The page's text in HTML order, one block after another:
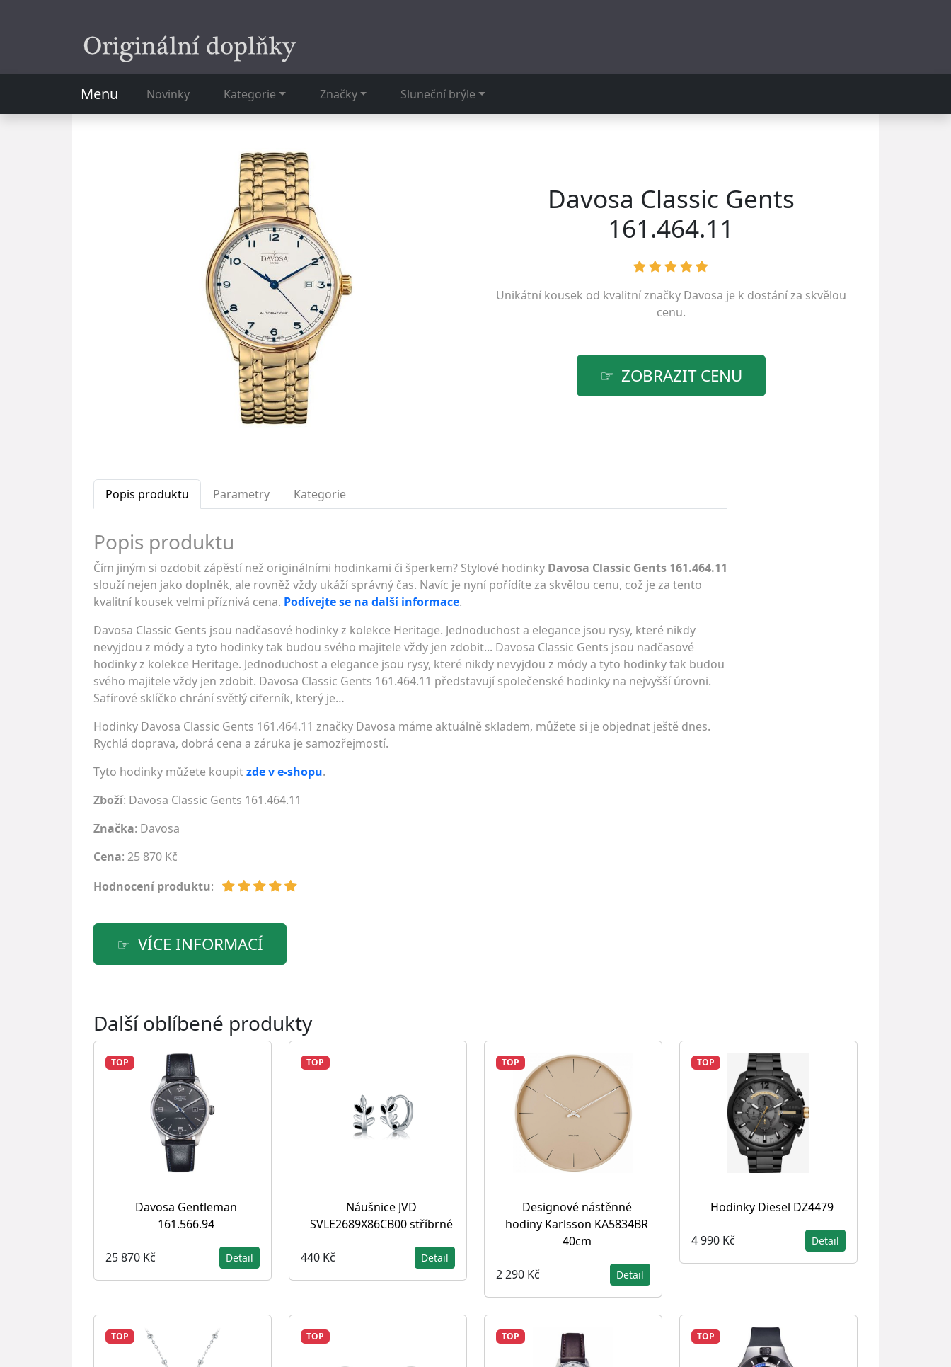
Menu Novinky Kategorie Značky Sluneční brýle
Davosa Classic Gents
161.464.11
Unikátní kousek od kvalitní značky Davosa je k dostání za skvělou
cenu.
ZOBRAZIT CENU
Popis produktu Parametry Kategorie
Popis produktu
Čím jiným si ozdobit zápěstí než originálními hodinkami či šperkem? Stylové hodinky Davosa Classic Gents 161.464.11
slouží nejen jako doplněk, ale rovněž vždy ukáží správný čas. Navíc je nyní pořídíte za skvělou cenu, což je za tento
kvalitní kousek velmi příznivá cena. Podívejte se na další informace.
Davosa Classic Gents jsou nadčasové hodinky z kolekce Heritage. Jednoduchost a elegance jsou rysy, které nikdy
nevyjdou z módy a tyto hodinky tak budou svého majitele vždy jen zdobit... Davosa Classic Gents jsou nadčasové
hodinky z kolekce Heritage. Jednoduchost a elegance jsou rysy, které nikdy nevyjdou z módy a tyto hodinky tak budou
svého majitele vždy jen zdobit. Davosa Classic Gents 161.464.11 představují společenské hodinky na nejvyšší úrovni.
Safírové sklíčko chrání světlý ciferník, který je…
Hodinky Davosa Classic Gents 161.464.11 značky Davosa máme aktuálně skladem, můžete si je objednat ještě dnes.
Rychlá doprava, dobrá cena a záruka je samozřejmostí.
Tyto hodinky můžete koupitzde v e-shopu.
Zboží: Davosa Classic Gents 161.464.11
Značka: Davosa
Cena: 25 870 Kč
Hodnocení produktu:
VÍCE INFORMACÍ
Další oblíbené produkty
TOP
Davosa Gentleman
161.566.94
25 870 Kč Detail
TOP
Náušnice JVD
SVLE2689X86CB00 stříbrné
440 Kč Detail
TOP
Designové nástěnné
hodiny Karlsson KA5834BR
40cm
2 290 Kč Detail
TOP
Hodinky Diesel DZ4479
4 990 Kč Detail
TOP TOP TOP TOP